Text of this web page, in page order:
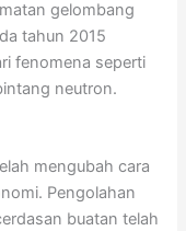
gelombang
tahun 2015
fenomena seperti
neutron.
mengubah cara
Pengolahan
buatan telah